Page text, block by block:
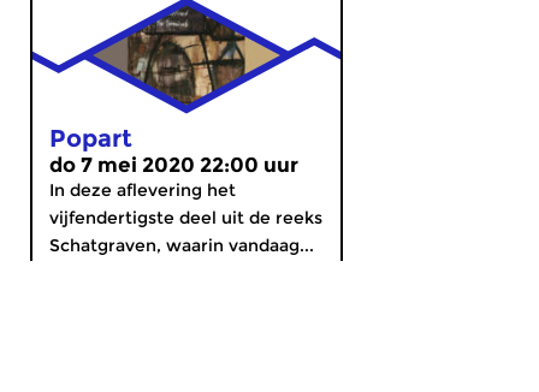
Popart
do 7 mei 2020 22:00 uur
In deze aflevering het
vijfendertigste deel uit de reeks
Schatgraven, waarin vandaag...